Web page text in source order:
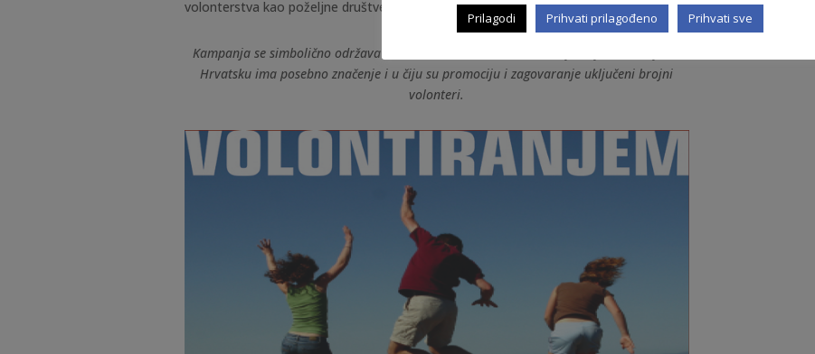
volonterstva kao poželjne društvene vrijednosti!
Kampanja se simbolično održava na
Hrvatsku ima posebno značenje i u čiju su promociju i zagovaranje uključeni brojni
volonteri.
Prilagodi Prihvati prilagođeno Prihvati sve